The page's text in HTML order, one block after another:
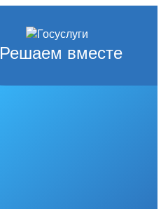
Решаем вместе